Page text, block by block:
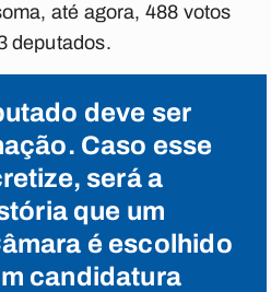
até agora, 488 votos
deputados.
deve ser
Caso esse
será a
que um
é escolhido
candidatura